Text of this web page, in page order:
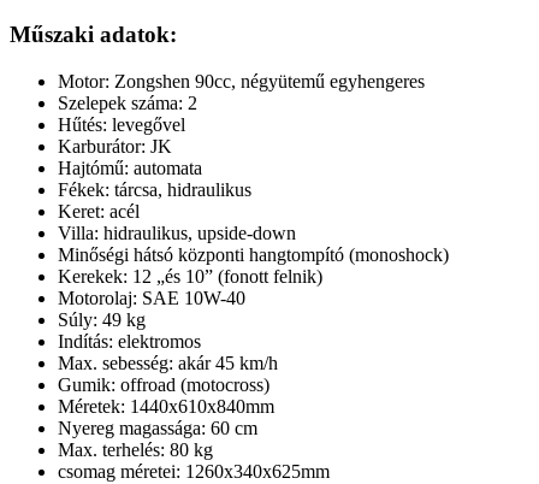
Műszaki adatok:
Motor: Zongshen 90cc, négyütemű egyhengeres
Szelepek száma: 2
Hűtés: levegővel
Karburátor: JK
Hajtómű: automata
Fékek: tárcsa, hidraulikus
Keret: acél
Villa: hidraulikus, upside-down
Minőségi hátsó központi hangtompító (monoshock)
Kerekek: 12 „és 10” (fonott felnik)
Motorolaj: SAE 10W-40
Súly: 49 kg
Indítás: elektromos
Max. sebesség: akár 45 km/h
Gumik: offroad (motocross)
Méretek: 1440x610x840mm
Nyereg magassága: 60 cm
Max. terhelés: 80 kg
csomag méretei: 1260x340x625mm